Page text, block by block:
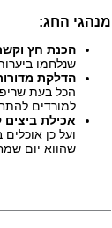
מנהגי החג:
הכנת חץ
שנלחמו
הדלקת
הכל בעת
למורדים
אכילת ביצים
ועל כן
שהווא יום